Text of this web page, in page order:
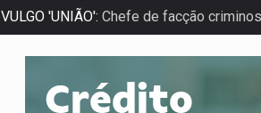
VULGO 'UNIÃO': Chefe de facção
Publicação Legal:CONVOCAÇÃO DAS
RO EMPREENDEDORA:2ª edição da